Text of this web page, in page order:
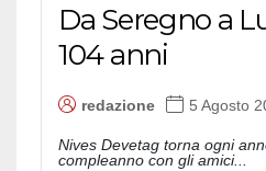
Da Seregno a
104 anni
redazione 5 Agosto
Nives Devetag torna ogni
compleanno con gli amici...